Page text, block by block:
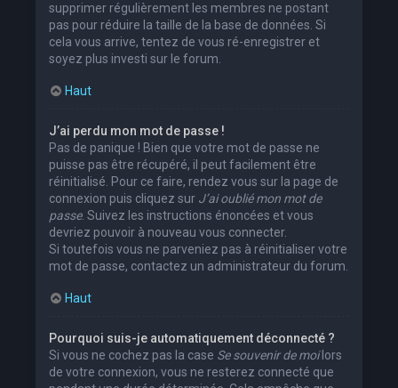
supprimer régulièrement les membres ne postant
pas pour réduire la taille de la base de données. Si
cela vous arrive, tentez de vous ré-enregistrer et
soyez plus investi sur le forum.
Haut
J’ai perdu mon mot de passe !
Pas de panique ! Bien que votre mot de passe ne
puisse pas être récupéré, il peut facilement être
réinitialisé. Pour ce faire, rendez vous sur la page de
connexion puis cliquez sur J’ai oublié mon mot de
passe. Suivez les instructions énoncées et vous
devriez pouvoir à nouveau vous connecter.
Si toutefois vous ne parveniez pas à réinitialiser votre
mot de passe, contactez un administrateur du forum.
Haut
Pourquoi suis-je automatiquement déconnecté ?
Si vous ne cochez pas la case Se souvenir de moilors
de votre connexion, vous ne resterez connecté que